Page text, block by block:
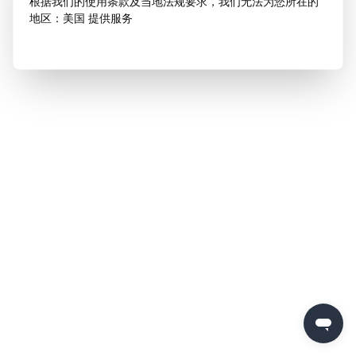
地区：美国 提供服务